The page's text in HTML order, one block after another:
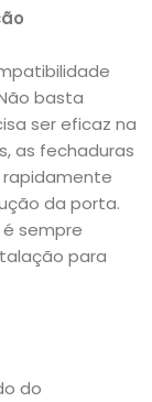
basta
ser eficaz na
as fechaduras
da porta.
sempre
para
do